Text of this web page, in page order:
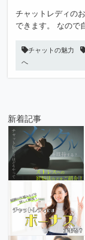
チャットレディの
できます。 なので
チャットの魅力
へ
新着記事